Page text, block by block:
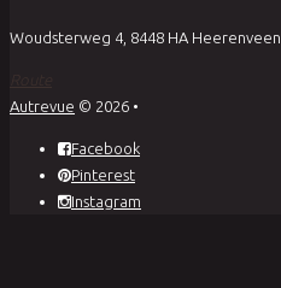
Woudsterweg 4, 8448 HA Heerenveen
Autrevue © 2026 •
Facebook
Pinterest
Instagram